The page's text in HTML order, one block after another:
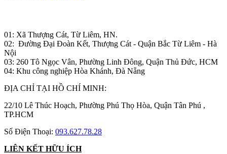
01: Xã Thượng Cát, Từ Liêm, HN.
02: Đường Đại Đoàn Kết, Thượng Cát - Quận Bắc Từ Liêm - Hà
Nội
03: 260 Tô Ngọc Vân, Phường Linh Đông, Quận Thủ Đức, HCM
04: Khu công nghiệp Hòa Khánh, Đà Nẵng
ĐỊA CHỈ TẠI HỒ CHÍ MINH:
22/10 Lê Thúc Hoạch, Phường Phú Thọ Hòa, Quận Tân Phú ,
TP.HCM
Số Điện Thoại: 093.627.78.28
LIÊN KẾT HỮU ÍCH